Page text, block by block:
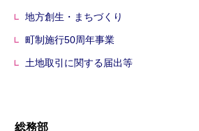
地方創生・まちづくり
町制施行50周年事業
土地取引に関する届出等
総務部